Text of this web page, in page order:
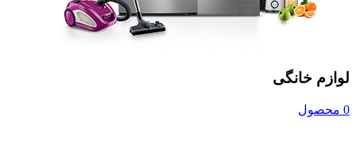
لوازم خانگی
0 محصول